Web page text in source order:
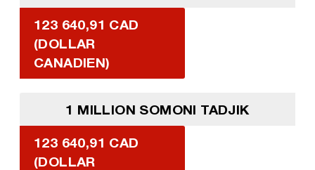
123 640,91 CAD
(DOLLAR
CANADIEN)
1 MILLION SOMONI TADJIK
123 640,91 CAD
(DOLLAR